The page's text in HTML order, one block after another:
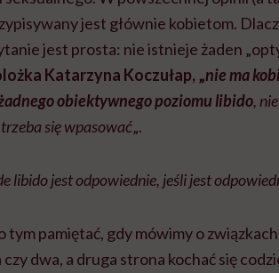
jest głównie kobietom.
jest prosta: nie istnieje żaden
Katarzyna Koczułap, „nie ma
obiektywnego poziomu libido,
się wpasować„.
libido jest odpowiednie, jeśli jest
tym pamiętać, gdy mówimy o
dwa, a druga strona kochać się